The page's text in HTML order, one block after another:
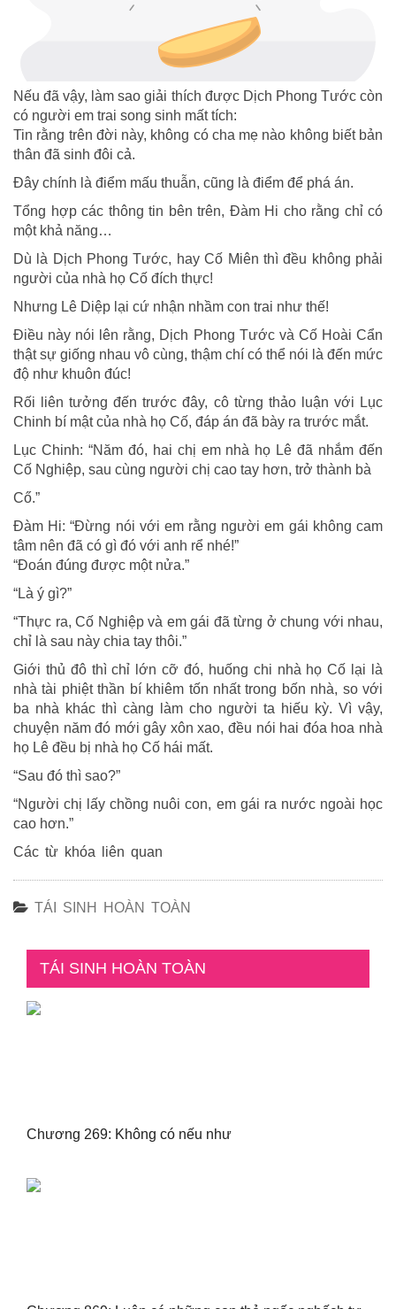
Nếu đã vậy, làm sao giải thích được Dịch Phong Tước còn
có người em trai song sinh mất tích:
Tin rằng trên đời này, không có cha mẹ nào không biết bản
thân đã sinh đôi cả.
Đây chính là điểm mấu thuẫn, cũng là điểm để phá án.
Tổng hợp các thông tin bên trên, Đàm Hi cho rằng chỉ có
một khả năng…
Dù là Dịch Phong Tước, hay Cố Miên thì đều không phải
người của nhà họ Cố đích thực!
Nhưng Lê Diệp lại cứ nhận nhầm con trai như thế!
Điều này nói lên rằng, Dịch Phong Tước và Cố Hoài Cẩn
thật sự giống nhau vô cùng, thậm chí có thể nói là đến mức
độ như khuôn đúc!
Rối liên tưởng đến trước đây, cô từng thảo luận với Lục
Chinh bí mật của nhà họ Cố, đáp án đã bày ra trước mắt.
Lục Chinh: “Năm đó, hai chị em nhà họ Lê đã nhắm đến
Cố Nghiệp, sau cùng người chị cao tay hơn, trở thành bà
Cő.”
Đàm Hi: “Đừng nói với em rằng người em gái không cam
tâm nên đã có gì đó với anh rể nhé!”
“Đoán đúng được một nửa.”
“Là ý gì?”
“Thực ra, Cố Nghiệp và em gái đã từng ở chung với nhau,
chỉ là sau này chia tay thôi.”
Giới thủ đô thì chỉ lớn cỡ đó, huống chi nhà họ Cố lại là
nhà tài phiệt thần bí khiêm tốn nhất trong bốn nhà, so với
ba nhà khác thì càng làm cho người ta hiếu kỳ. Vì vậy,
chuyện năm đó mới gây xôn xao, đều nói hai đóa hoa nhà
họ Lê đều bị nhà họ Cố hái mất.
“Sau đó thì sao?”
“Người chị lấy chồng nuôi con, em gái ra nước ngoài học
cao hơn.”
Các từ khóa liên quan
TÁI SINH HOÀN TOÀN
TÁI SINH HOÀN TOÀN
Chương 269: Không có nếu như